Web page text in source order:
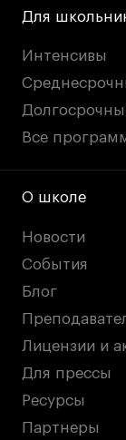
Для
Интенсивы
Все
О школе
Новости
События
Блог
Лицензии и
Для прессы
Ресурсы
Партнеры